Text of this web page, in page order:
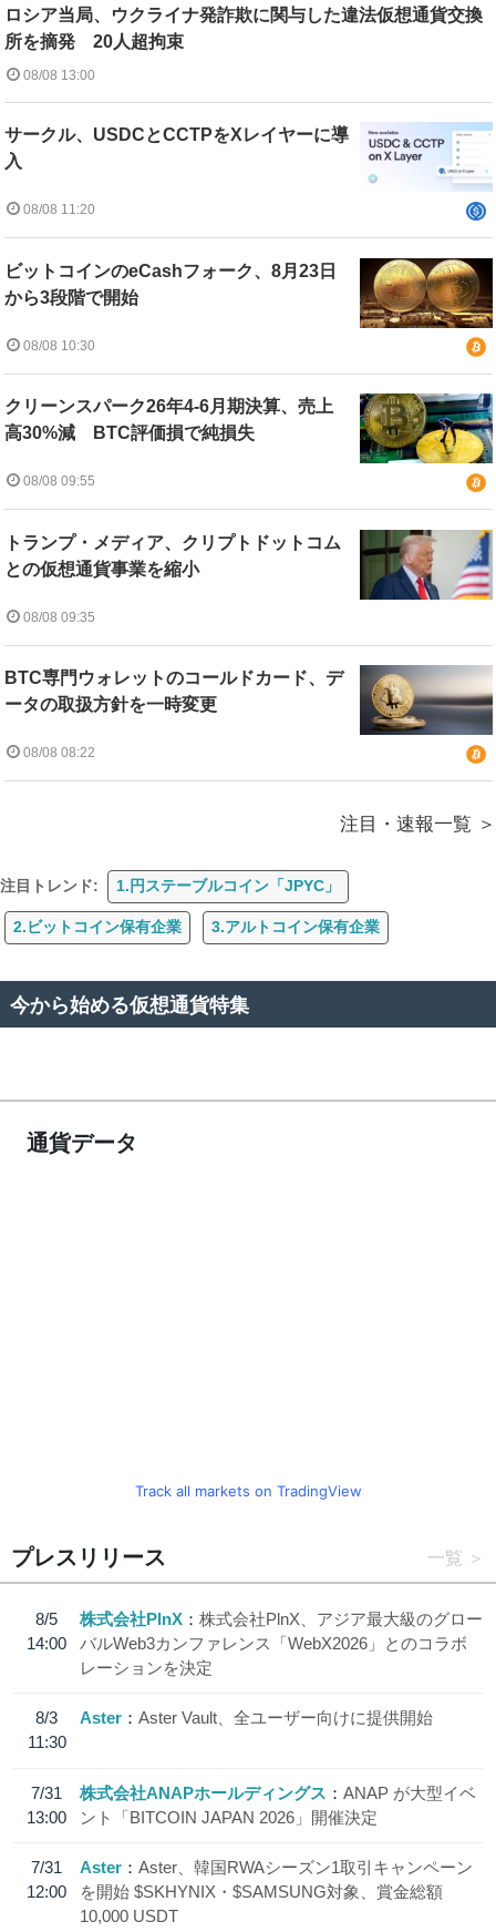
ロシア当局、ウクライナ発詐欺に関与した違法仮想通貨交換
所を摘発 20人超拘束
08/08 13:00
サークル、USDCとCCTPをXレイヤーに導
入
08/08 11:20
ビットコインのeCashフォーク、8月23日
から3段階で開始
08/08 10:30
クリーンスパーク26年4-6月期決算、売上
高30%減 BTC評価損で純損失
08/08 09:55
トランプ・メディア、クリプトドットコム
との仮想通貨事業を縮小
08/08 09:35
BTC専門ウォレットのコールドカード、デ
ータの取扱方針を一時変更
08/08 08:22
注目・速報一覧
注目トレンド: 1.円ステーブルコイン「JPYC」
2.ビットコイン保有企業 3.アルトコイン保有企業
今から始める仮想通貨特集
通貨データ
Track all markets on TradingView
プレスリリース 一覧
8/5
14:00
株式会社PlnX
株式会社PlnX、アジア最大級のグロー
バルWeb3カンファレンス「WebX2026」とのコラボ
レーションを決定
8/3
11:30
Aster Aster Vault、全ユーザー向けに提供開始
7/31
13:00
株式会社ANAPホールディングス
ANAP が大型イベ
ント「BITCOIN JAPAN 2026」開催決定
7/31
12:00
Aster
Aster、韓国RWAシーズン1取引キャンペーン
を開始 $SKHYNIX・$SAMSUNG対象、賞金総額
10,000 USDT